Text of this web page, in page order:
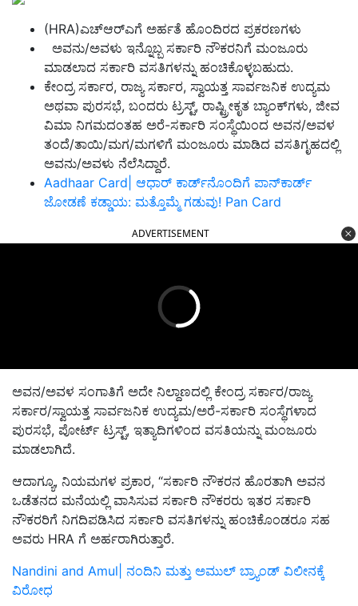
(HRA)ಎಚ್ಆರ್ಎಗೆ ಅರ್ಹತೆ ಹೊಂದಿರದ ಪ್ರಕರಣಗಳು
ಅವನು/ಅವಳು ಇನ್ನೊಬ್ಬ ಸರ್ಕಾರಿ ನೌಕರನಿಗೆ ಮಂಜೂರು
ಮಾಡಲಾದ ಸರ್ಕಾರಿ ವಸತಿಗಳನ್ನು ಹಂಚಿಕೊಳ್ಳಬಹುದು.
ಕೇಂದ್ರ ಸರ್ಕಾರ, ರಾಜ್ಯ ಸರ್ಕಾರ, ಸ್ವಾಯತ್ತ ಸಾರ್ವಜನಿಕ ಉದ್ಯಮ
ಅಥವಾ ಪುರಸಭೆ, ಬಂದರು ಟ್ರಸ್ಟ್, ರಾಷ್ಟ್ರೀಕೃತ ಬ್ಯಾಂಕ್‌ಗಳು, ಜೀವ
ವಿಮಾ ನಿಗಮದಂತಹ ಅರೆ-ಸರ್ಕಾರಿ ಸಂಸ್ಥೆಯಿಂದ ಅವನ/ಅವಳ
ತಂದೆ/ತಾಯಿ/ಮಗ/ಮಗಳಿಗೆ ಮಂಜೂರು ಮಾಡಿದ ವಸತಿಗೃಹದಲ್ಲಿ
ಅವನು/ಅವಳು ನೆಲೆಸಿದ್ದಾರೆ.
Aadhaar Card| ಆಧಾರ್‌ ಕಾರ್ಡ್‌ನೊಂದಿಗೆ ಪಾನ್‌ಕಾರ್ಡ್‌
ಜೋಡಣೆ ಕಡ್ಡಾಯ: ಮತ್ತೊಮ್ಮೆ ಗಡುವು! Pan Card
ADVERTISEMENT
ಅವನ/ಅವಳ ಸಂಗಾತಿಗೆ ಅದೇ ನಿಲ್ದಾಣದಲ್ಲಿ ಕೇಂದ್ರ ಸರ್ಕಾರ/ರಾಜ್ಯ
ಸರ್ಕಾರ/ಸ್ವಾಯತ್ತ ಸಾರ್ವಜನಿಕ ಉದ್ಯಮ/ಅರೆ-ಸರ್ಕಾರಿ ಸಂಸ್ಥೆಗಳಾದ
ಪುರಸಭೆ, ಪೋರ್ಟ್ ಟ್ರಸ್ಟ್, ಇತ್ಯಾದಿಗಳಿಂದ ವಸತಿಯನ್ನು ಮಂಜೂರು
ಮಾಡಲಾಗಿದೆ.
ಆದಾಗ್ಯೂ, ನಿಯಮಗಳ ಪ್ರಕಾರ, “ಸರ್ಕಾರಿ ನೌಕರನ ಹೊರತಾಗಿ ಅವನ
ಒಡೆತನದ ಮನೆಯಲ್ಲಿ ವಾಸಿಸುವ ಸರ್ಕಾರಿ ನೌಕರರು ಇತರ ಸರ್ಕಾರಿ
ನೌಕರರಿಗೆ ನಿಗದಿಪಡಿಸಿದ ಸರ್ಕಾರಿ ವಸತಿಗಳನ್ನು ಹಂಚಿಕೊಂಡರೂ ಸಹ
ಅವರು HRA ಗೆ ಅರ್ಹರಾಗಿರುತ್ತಾರೆ.
Nandini and Amul| ನಂದಿನಿ ಮತ್ತು ಅಮುಲ್‌ ಬ್ರ್ಯಾಂಡ್‌ ವಿಲೀನಕ್ಕೆ
ವಿರೋಧ